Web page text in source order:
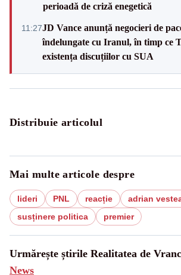
perioadă de criză enegetică
11:27JD Vance anunță negocieri de
îndelungate cu Iranul, în timp ce
existența discuțiilor cu SUA
Distribuie articolul
Mai multe articole despre
lideri PNL reacție
adrian
susținere politica
premier
Urmărește știrile Realitatea de
News